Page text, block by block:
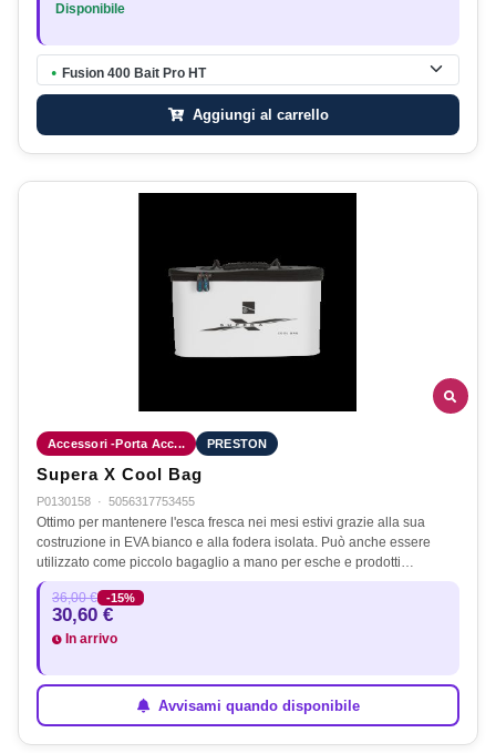
Disponibile
● Fusion 400 Bait Pro HT
Aggiungi al carrello
Accessori -Porta Acc... PRESTON
Supera X Cool Bag
P0130158 · 5056317753455
Ottimo per mantenere l'esca fresca nei mesi estivi grazie alla sua
costruzione in EVA bianco e alla fodera isolata. Può anche essere
utilizzato come piccolo bagaglio a mano per esche e prodotti…
36,00 € -15%
30,60 €
In arrivo
Avvisami quando disponibile